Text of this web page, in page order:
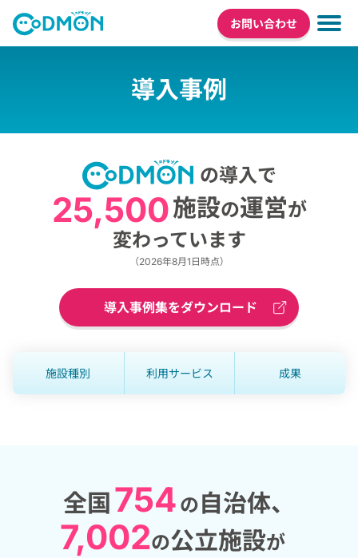
お問い合わせ
導入事例
の導入で
25,500施設の運営が
変わっています
（2026年8月1日時点）
導入事例集をダウンロード
施設種別 利用サービス 成果
全国 754 の自治体、
7,002の公立施設が